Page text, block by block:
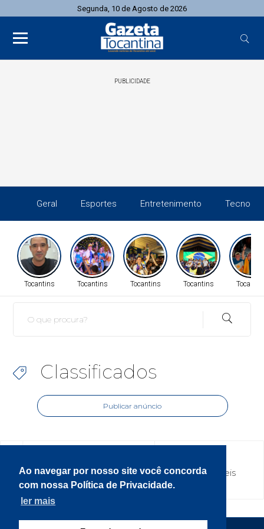
Ao navegar por nosso site você concorda
com nossa Política de Privacidade.
ler mais
Segunda, 10 de Agosto de 2026
PUBLICIDADE
Geral Esportes Entretenimento
Tocantins Tocantins Tocantins Tocantins
Classificados
Publicar anúncio
Eletrodomésticos Móveis